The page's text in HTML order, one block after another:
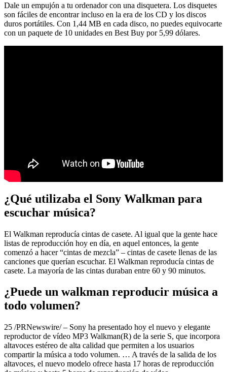
Dale un empujón a tu ordenador con una disquetera. Los disquetes
son fáciles de encontrar incluso en la era de los CD y los discos
duros portátiles. Con 1,44 MB en cada disco, no puedes equivocarte
con un paquete de 10 unidades en Best Buy por 5,99 dólares.
¿Qué utilizaba el Sony Walkman para
escuchar música?
El Walkman reproducía cintas de casete. Al igual que la gente hace
listas de reproducción hoy en día, en aquel entonces, la gente
comenzó a hacer “cintas de mezcla” – cintas de casete llenas de las
canciones que querían escuchar. El Walkman reproducía cintas de
casete. La mayoría de las cintas duraban entre 60 y 90 minutos.
¿Puede un walkman reproducir música a
todo volumen?
25 /PRNewswire/ – Sony ha presentado hoy el nuevo y elegante
reproductor de vídeo MP3 Walkman(R) de la serie S, que incorpora
altavoces estéreo de alta calidad que permiten a los usuarios
compartir la música a todo volumen. … A través de la salida de los
altavoces, el nuevo modelo ofrece hasta 17 horas de reproducción